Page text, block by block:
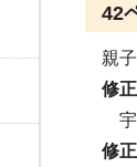
42
親
修
宇
修